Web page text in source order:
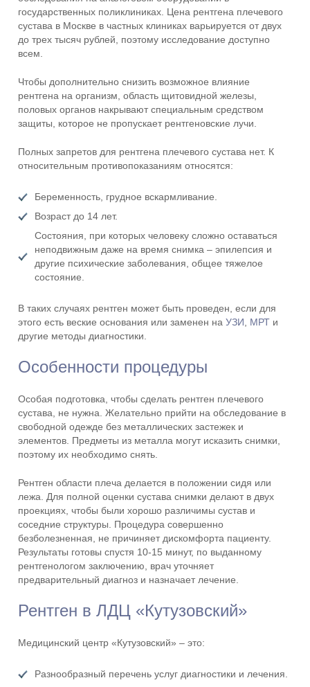
государственных поликлиниках. Цена рентгена плечевого
сустава в Москве в частных клиниках варьируется от двух
до трех тысяч рублей, поэтому исследование доступно
всем.
Чтобы дополнительно снизить возможное влияние
рентгена на организм, область щитовидной железы,
половых органов накрывают специальным средством
защиты, которое не пропускает рентгеновские лучи.
Полных запретов для рентгена плечевого сустава нет. К
относительным противопоказаниям относятся:
Беременность, грудное вскармливание.
Возраст до 14 лет.
Состояния, при которых человеку сложно оставаться
неподвижным даже на время снимка – эпилепсия и
другие психические заболевания, общее тяжелое
состояние.
В таких случаях рентген может быть проведен, если для
этого есть веские основания или заменен наУЗИ МРТ и
другие методы диагностики.
Особенности процедуры
Особая подготовка, чтобы сделать рентген плечевого
сустава, не нужна. Желательно прийти на обследование в
свободной одежде без металлических застежек и
элементов. Предметы из металла могут исказить снимки,
поэтому их необходимо снять.
Рентген области плеча делается в положении сидя или
лежа. Для полной оценки сустава снимки делают в двух
проекциях, чтобы были хорошо различимы сустав и
соседние структуры. Процедура совершенно
безболезненная, не причиняет дискомфорта пациенту.
Результаты готовы спустя 10-15 минут, по выданному
рентгенологом заключению, врач уточняет
предварительный диагноз и назначает лечение.
Рентген в ЛДЦ «Кутузовский»
Медицинский центр «Кутузовский» – это:
Разнообразный перечень услуг диагностики и лечения.